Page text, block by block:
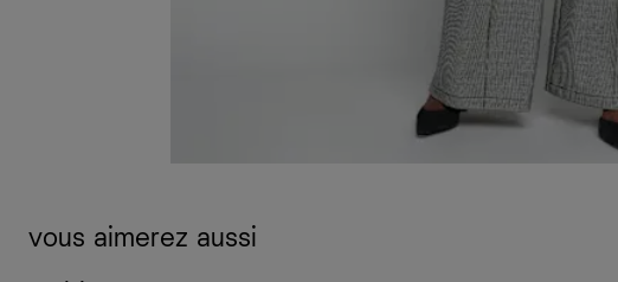
vous aimerez aussi